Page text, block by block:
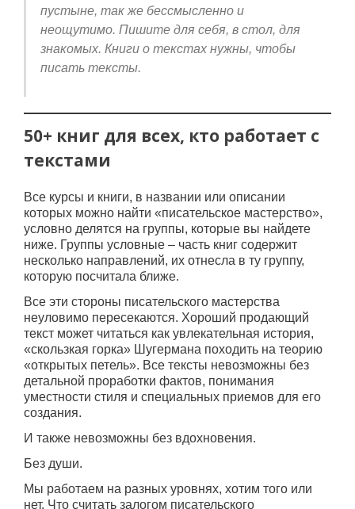
пустыне, так же бессмысленно и
неощутимо. Пишите для себя, в стол, для
знакомых. Книги о текстах нужны, чтобы
писать тексты.
50+ книг для всех, кто работает с
текстами
Все курсы и книги, в названии или описании
которых можно найти «писательское мастерство»,
условно делятся на группы, которые вы найдете
ниже. Группы условные – часть книг содержит
несколько направлений, их отнесла в ту группу,
которую посчитала ближе.
Все эти стороны писательского мастерства
неуловимо пересекаются. Хороший продающий
текст может читаться как увлекательная история,
«скользкая горка» Шугермана походить на теорию
«открытых петель». Все тексты невозможны без
детальной проработки фактов, понимания
уместности стиля и специальных приемов для его
создания.
И также невозможны без вдохновения.
Без души.
Мы работаем на разных уровнях, хотим того или
нет. Что считать залогом писательского